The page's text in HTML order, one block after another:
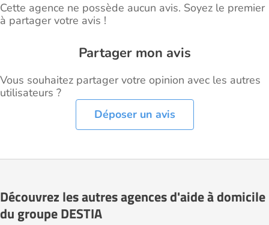
Cette agence ne possède aucun avis. Soyez le premier
à partager votre avis !
Partager mon avis
Vous souhaitez partager votre opinion avec les autres
utilisateurs ?
Déposer un avis
Découvrez les autres agences d'aide à domicile
du groupe DESTIA